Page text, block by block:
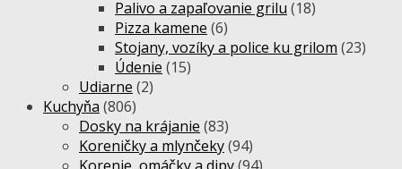
Palivo a zapaľovanie grilu (18)
Pizza kamene (6)
Stojany, vozíky a police ku grilom (23)
Údenie (15)
Udiarne (2)
Kuchyňa (806)
Dosky na krájanie (83)
Koreničky a mlynčeky(94)